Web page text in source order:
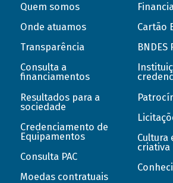
Quem somos
Onde atuamos
Transparência
Consulta a
financiamentos
Resultados para a
sociedade
Credenciamento de
Equipamentos
Consulta PAC
Moedas contratuais
Cartão
BNDES
Cultura
criativa